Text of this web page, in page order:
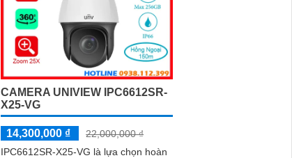
CAMERA UNIVIEW IPC6612SR-
X25-VG
14,300,000 ₫
22,000,000 ₫
IPC6612SR-X25-VG là lựa chọn hoàn